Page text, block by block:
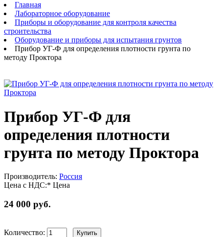
Главная
Лабораторное оборудование
Приборы и оборудование для контроля качества
строительства
Оборудование и приборы для испытания грунтов
Прибор УГ-Ф для определения плотности грунта по
методу Проктора
Прибор УГ-Ф для
определения плотности
грунта по методу Проктора
Производитель: Россия
Цена с НДС:* Цена
24 000 руб.
Количество: